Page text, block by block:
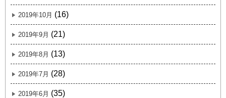
2019年10月 (16)
2019年9月 (21)
2019年8月 (13)
2019年7月 (28)
2019年6月 (35)